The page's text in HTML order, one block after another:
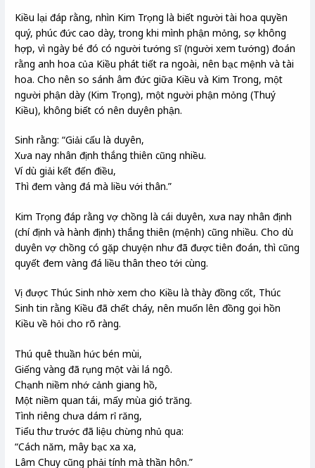
Kiều lại đáp rằng, nhìn Kim Trọng là biết người tài hoa quyền
quý, phúc đức cao dày, trong khi mình phận mỏng, sợ không
hợp, vì ngày bé đó có người tướng sĩ (người xem tướng) đoán
rằng anh hoa của Kiều phát tiết ra ngoài, nên bạc mệnh và tài
hoa. Cho nên so sánh âm đức giữa Kiều và Kim Trong, một
người phận dày (Kim Trọng), một người phận mỏng (Thuý
Kiều), không biết có nên duyên phận.
Sinh rằng: “Giải cấu là duyên,
Xưa nay nhân định thắng thiên cũng nhiều.
Ví dù giải kết đến điều,
Thì đem vàng đá mà liều với thân.”
Kim Trọng đáp rằng vợ chồng là cái duyên, xưa nay nhân định
(chí định và hành định) thắng thiên (mệnh) cũng nhiều. Cho dù
duyên vợ chồng có gặp chuyện như đã được tiên đoán, thì cũng
quyết đem vàng đá liều thân theo tới cùng.
Vị được Thúc Sinh nhờ xem cho Kiều là thày đồng cốt, Thúc
Sinh tin rằng Kiều đã chết cháy, nên muốn lên đồng gọi hồn
Kiều về hỏi cho rõ ràng.
Thú quê thuần hức bén mùi,
Giếng vàng đã rụng một vài lá ngô.
Chạnh niềm nhớ cảnh giang hồ,
Một niềm quan tái, mấy mùa gió trăng.
Tình riêng chưa dám rỉ răng,
Tiểu thư trước đã liệu chừng nhủ qua:
“Cách năm, mây bạc xa xa,
Lâm Chuy cũng phải tính mà thần hôn.”